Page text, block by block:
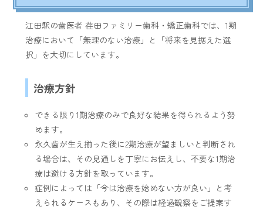
江田駅の歯医者 荏田ファミリー歯科・矯正歯科では、1期
治療において「無理のない治療」と「将来を見据えた選
択」を大切にしています。
治療方針
できる限り1期治療のみで良好な結果を得られるよう努
めます。
永久歯が生え揃った後に2期治療が望ましいと判断され
る場合は、その見通しを丁寧にお伝えし、不要な1期治
療は避ける方針を取っています。
症例によっては「今は治療を始めない方が良い」と考
えられるケースもあり、その際は経過観察をご提案す